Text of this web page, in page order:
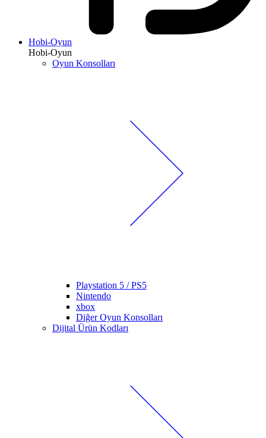
Hobi-Oyun
Hobi-Oyun
Oyun Konsolları
Playstation 5 / PS5
Nintendo
xbox
Diğer Oyun Konsolları
Dijital Ürün Kodları